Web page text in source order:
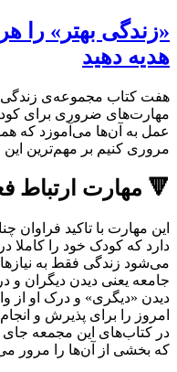
«زندگی بهتر» را
هدیه دهید
هفت کتاب مجموعه‌ی زندگی
مهارت‌های ضروری برای
عمل به آن‌ها می‌آموزد که
مروری کنیم بر مهم‌ترین این
🔻 مهارت ارتباط
این مهارت با تاکید فراوان
دارد که کودک خود را کاملا
می‌شود زندگی فقط به
جامعه یعنی دیدن دیگران و
دیدن «دیگری» و درک او از
امروز را برای پذیرش و
در کتاب‌های این مجمعه جای
که بخشی از آن‌ها را مرور